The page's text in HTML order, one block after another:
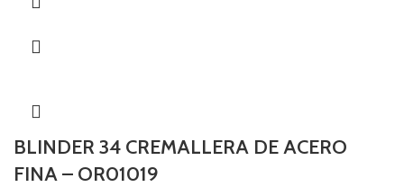
BLINDER 34 CREMALLERA DE ACERO
FINA – OR01019